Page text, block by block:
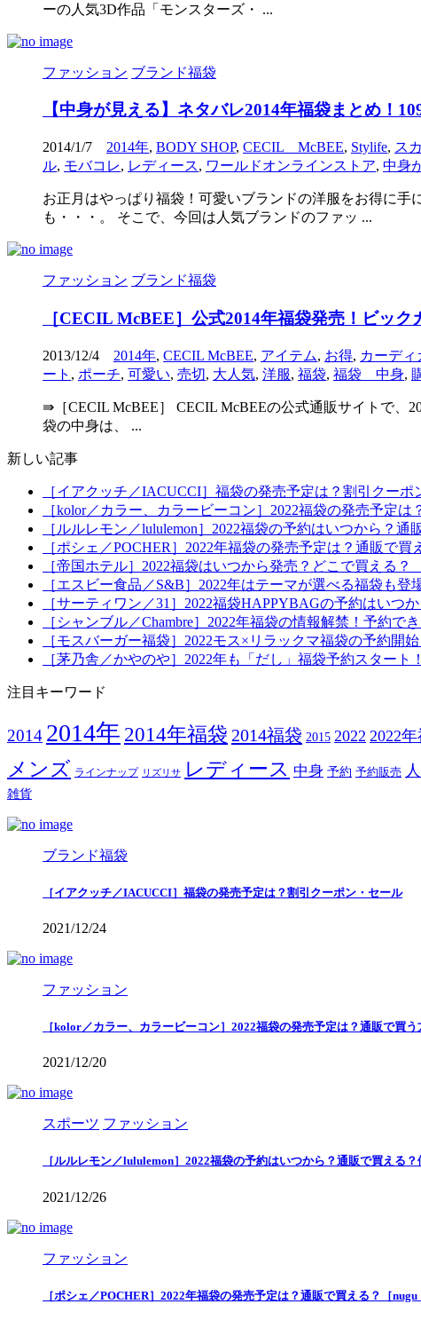
ーの人気3D作品「モンスターズ・ ...
ファッション ブランド福袋
【中身が見える】ネタバレ2014年福袋まとめ！
2014/1/7 2014年, BODY SHOP, CECIL McBEE, Stylife, ス
ル, モバコレ, レディース, ワールドオンラインストア, 中身
お正月はやっぱり福袋！可愛いブランドの洋服をお得に
も・・・。 そこで、今回は人気ブランドのファッ ...
ファッション ブランド福袋
［CECIL McBEE］公式2014年福袋発売！ビッ
2013/12/4 2014年, CECIL McBEE, アイテム, お得, カーディ
ート , ポーチ, 可愛い, 売切, 大人気, 洋服, 福袋, 福袋 中身,
⇛［CECIL McBEE］ CECIL McBEEの公式通販サイトで、
袋の中身は、 ...
新しい記事
［イアクッチ／IACUCCI］福袋の発売予定は？割引クーポ
［kolor／カラー、カラービーコン］2022福袋の発売予定は
［ルルレモン／lululemon］2022福袋の予約はいつから？
［ポシェ／POCHER］2022年福袋の発売予定は？通販で買
［帝国ホテル］2022福袋はいつから発売？どこで買える
［エスビー食品／S&B］2022年はテーマが選べる福袋も
［サーティワン／31］2022福袋HAPPYBAGの予約はいつ
［シャンブル／Chambre］2022年福袋の情報解禁！予約で
［モスバーガー福袋］2022モス×リラックマ福袋の予約開
［茅乃舎／かやのや］2022年も「だし」福袋予約スター
注目キーワード
2014 2014年 2014年福袋 2014福袋 2015 2022 2022
メンズ ラインナップ リズリサ レディース 中身 予約 予約販売
雑貨
ブランド福袋
［イアクッチ／IACUCCI］福袋の発売予定は？割引クーポン・セール
2021/12/24
ファッション
［kolor／カラー、カラービーコン］2022福袋の発売予定は？通販で買う
2021/12/20
スポーツ ファッション
［ルルレモン／lululemon］2022福袋の予約はいつから？通販で買える？
2021/12/26
ファッション
［ポシェ／POCHER］2022年福袋の発売予定は？通販で買える？［nugu